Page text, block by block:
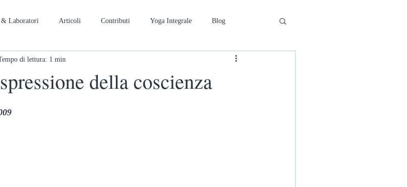
Laboratori Articoli Contributi Yoga Integrale Blog
della coscienza
di lettura: 1 min